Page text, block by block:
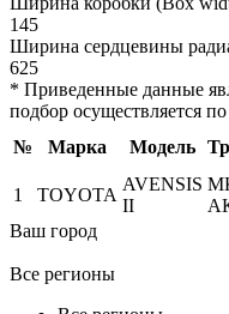
145
Ширина сердцевины
625
* Приведенные данные
подбор осуществляется
№
Марка Модель
1 TOYOTA
AVENSIS
II
Ваш город
Все регионы